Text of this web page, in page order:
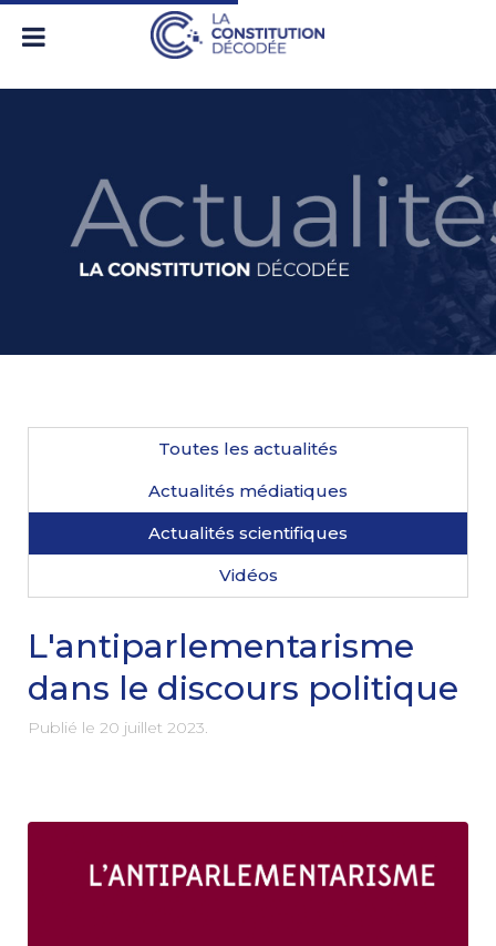
Toutes les actualités
Actualités médiatiques
Actualités scientifiques
Vidéos
L'antiparlementarisme
dans le discours politique
Publié le 20 juillet 2023.